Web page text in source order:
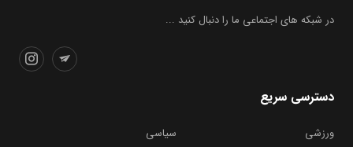
در شبکه های اجتماعی ما را دنبال کنید ...
دسترسی سریع
ورزشی
سیاسی